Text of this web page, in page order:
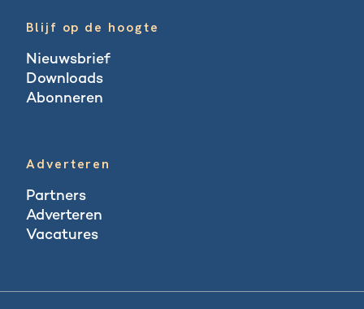
Blijf op de hoogte
Nieuwsbrief
Downloads
Abonneren
Adverteren
Partners
Adverteren
Vacatures